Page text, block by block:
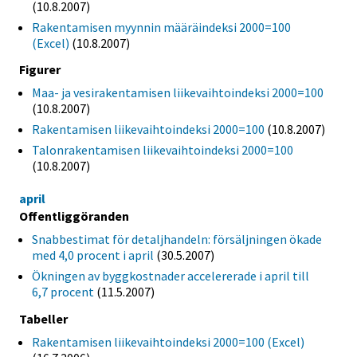
(10.8.2007)
Rakentamisen myynnin määräindeksi 2000=100
(Excel) (10.8.2007)
Figurer
Maa- ja vesirakentamisen liikevaihtoindeksi 2000=100
(10.8.2007)
Rakentamisen liikevaihtoindeksi 2000=100 (10.8.2007)
Talonrakentamisen liikevaihtoindeksi 2000=100
(10.8.2007)
april
Offentliggöranden
Snabbestimat för detaljhandeln: försäljningen ökade
med 4,0 procent i april (30.5.2007)
Ökningen av byggkostnader accelererade i april till
6,7 procent (11.5.2007)
Tabeller
Rakentamisen liikevaihtoindeksi 2000=100 (Excel)